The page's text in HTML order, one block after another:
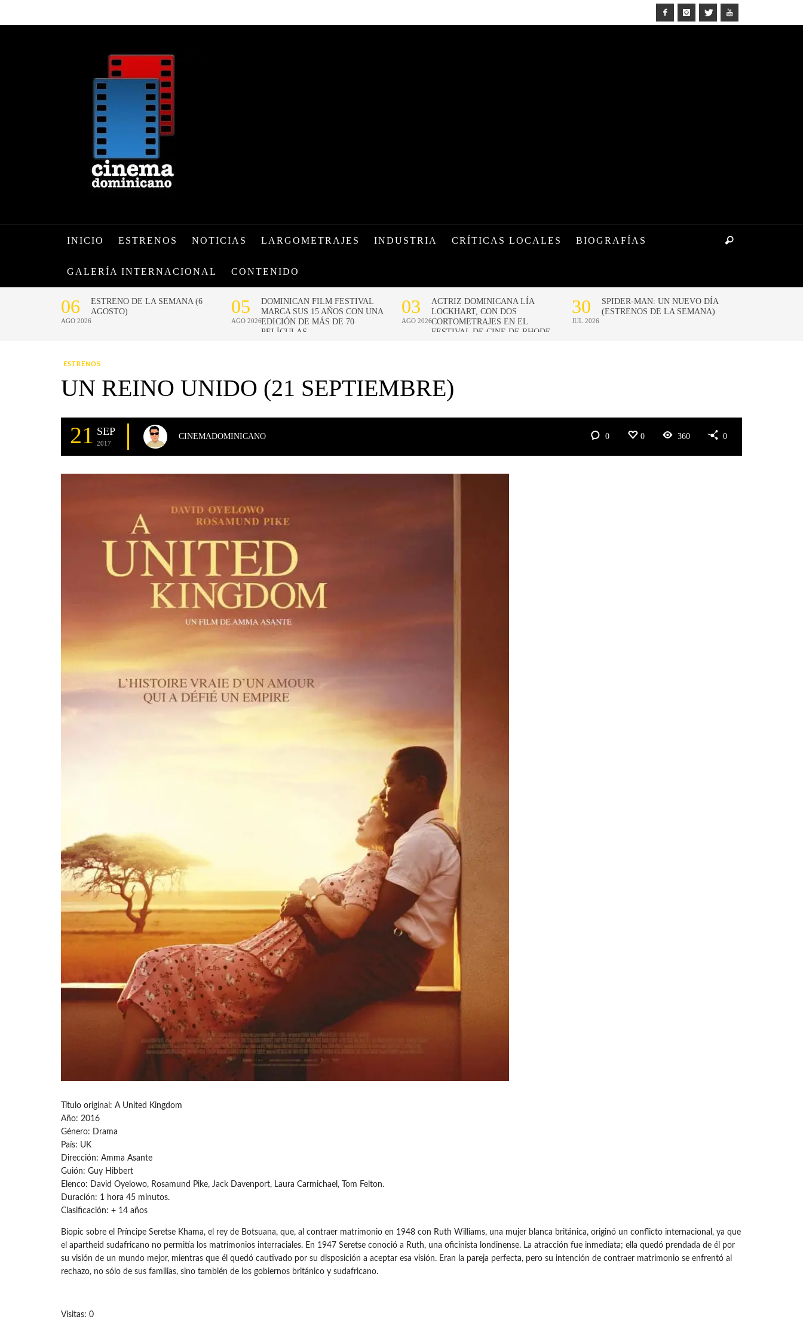
INICIO ESTRENOS NOTICIAS LARGOMETRAJES INDUSTRIA CRÍTICAS LOCALES BIOGRAFÍAS
GALERÍA INTERNACIONAL CONTENIDO
ESTRENOS
UN REINO UNIDO (21 SEPTIEMBRE)
21 SEP
2017
CINEMADOMINICANO 0 0 360 0
Título original: A United Kingdom
Año: 2016
Género: Drama
País: UK
Dirección: Amma Asante
Guión: Guy Hibbert
Elenco: David Oyelowo, Rosamund Pike, Jack Davenport, Laura Carmichael, Tom Felton.
Duración: 1 hora 45 minutos.
Clasificación: + 14 años
Biopic sobre el Príncipe Seretse Khama, el rey de Botsuana, que, al contraer matrimonio en 1948 con Ruth Williams, una mujer blanca británica, originó un conflicto internacional, ya que
el apartheid sudafricano no permitía los matrimonios interraciales. En 1947 Seretse conoció a Ruth, una oficinista londinense. La atracción fue inmediata; ella quedó prendada de él por
su visión de un mundo mejor, mientras que él quedó cautivado por su disposición a aceptar esa visión. Eran la pareja perfecta, pero su intención de contraer matrimonio se enfrentó al
rechazo, no sólo de sus familias, sino también de los gobiernos británico y sudafricano.
Visitas: 0